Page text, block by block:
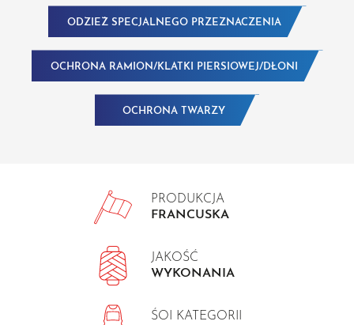
ODZIEŻ SPECJALNEGO PRZEZNACZENIA
OCHRONA RAMION/KLATKI PIERSIOWEJ/DŁONI
OCHRONA TWARZY
PRODUKCJA
FRANCUSKA
JAKOŚĆ
WYKONANIA
ŚOI KATEGORII